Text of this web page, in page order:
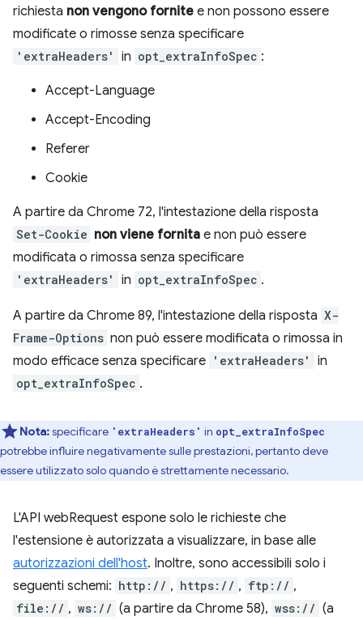
richiesta non vengono fornite e non possono essere
modificate o rimosse senza specificare
'extraHeaders' in opt_extraInfoSpec :
Accept-Language
Accept-Encoding
Referer
Cookie
A partire da Chrome 72, l'intestazione della risposta
Set-Cookie non viene fornita e non può essere
modificata o rimossa senza specificare
'extraHeaders' in opt_extraInfoSpec .
A partire da Chrome 89, l'intestazione della risposta X-
Frame-Options non può essere modificata o rimossa in
modo efficace senza specificare 'extraHeaders' in
opt_extraInfoSpec .
Nota:specificare 'extraHeaders' in opt_extraInfoSpec
potrebbe influire negativamente sulle prestazioni, pertanto deve
essere utilizzato solo quando è strettamente necessario.
L'API webRequest espone solo le richieste che
l'estensione è autorizzata a visualizzare, in base alle
autorizzazioni dell'host. Inoltre, sono accessibili solo i
seguenti schemi: http:// , https:// , ftp:// ,
file:// , ws:// (a partire da Chrome 58), wss:// (a